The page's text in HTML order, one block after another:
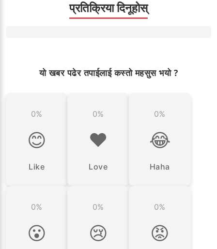
प्रतिक्रिया दिनूहोस्
यो खबर पढेर तपाईलाई कस्तो महसुस भयो ?
0%
😊
Like
0%
❤️
Love
0%
😂
Haha
0%
😮
0%
😢
0%
😡